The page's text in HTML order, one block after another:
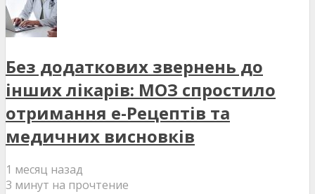
Без додаткових звернень до
інших лікарів: МОЗ спростило
отримання е-Рецептів та
медичних висновків
1 месяц назад
3 минут на прочтение